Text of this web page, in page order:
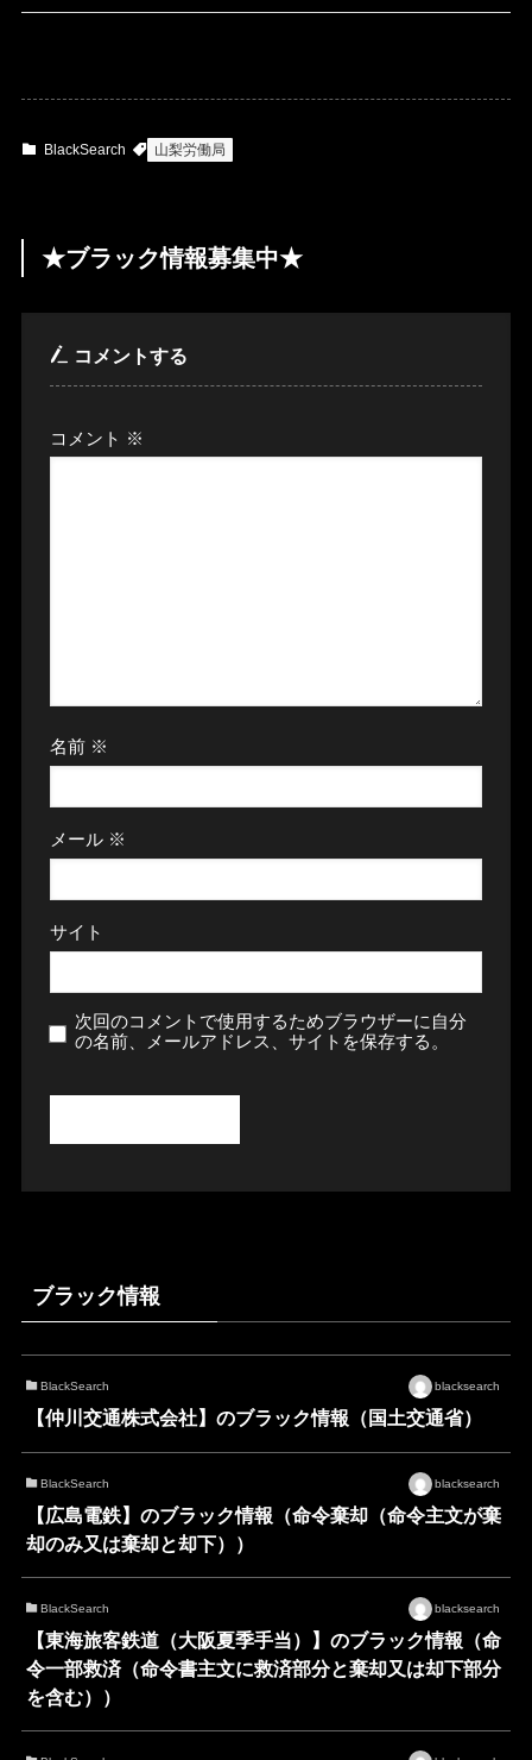
BlackSearch 山梨労働局
★ブラック情報募集中★
コメントする
コメント ※
名前 ※
メール ※
サイト
次回のコメントで使用するためブラウザーに自分
の名前、メールアドレス、サイトを保存する。
ブラック情報
BlackSearch blacksearch
【仲川交通株式会社】のブラック情報（国土交通省）
BlackSearch blacksearch
【広島電鉄】のブラック情報（命令棄却（命令主文が棄
却のみ又は棄却と却下））
BlackSearch blacksearch
【東海旅客鉄道（大阪夏季手当）】のブラック情報（命
令一部救済（命令書主文に救済部分と棄却又は却下部分
を含む））